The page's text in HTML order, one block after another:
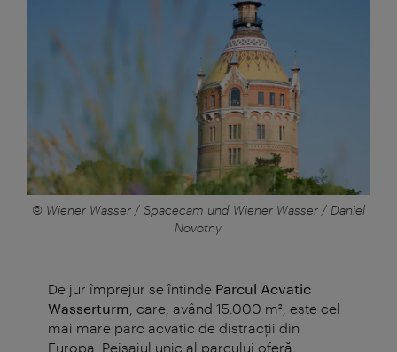
© Wiener Wasser / Spacecam und Wiener Wasser / Daniel
Novotny
De jur împrejur se întinde Parcul Acvatic
Wasserturm , care, având 15.000 m², este cel
mai mare parc acvatic de distracţii din
Europa. Peisajul unic al parcului oferă